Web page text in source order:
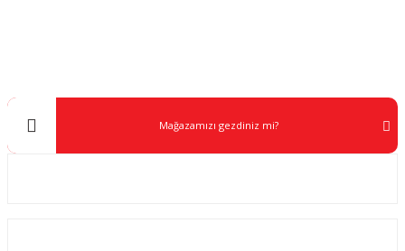
Mağazamızı gezdiniz mi?